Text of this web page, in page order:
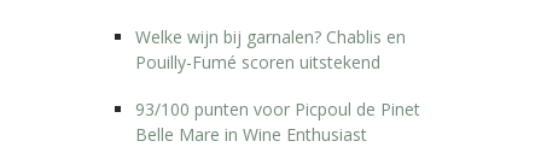
Welke wijn bij garnalen? Chablis en
Pouilly-Fumé scoren uitstekend
93/100 punten voor Picpoul de Pinet
Belle Mare in Wine Enthusiast